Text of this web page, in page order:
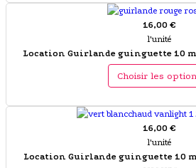
16,00 €
l'unité
Location Guirlande guinguette 10
Choisir les
16,00 €
l'unité
Location Guirlande guinguette 10